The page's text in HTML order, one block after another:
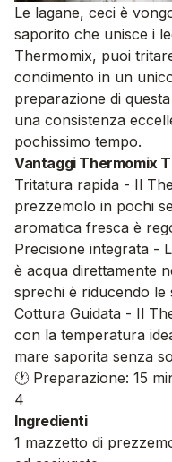
Le lagane, ceci è
saporito che unisce i
Thermomix, puoi
condimento in un
preparazione di
una consistenza
pochissimo tempo.
Vantaggi Thermomix
Tritatura rapida - Il
prezzemolo in pochi
aromatica fresca è
Precisione integrata -
è acqua direttamente
sprechi è riducendo le
Cottura Guidata - Il
con la temperatura
mare saporita senza
🕐 Preparazione: 15
4
Ingredienti
1 mazzetto di